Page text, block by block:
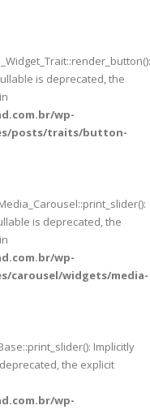
is deprecated, the
wp-
posts/traits/button-
is deprecated, the
wp-
carousel/widgets/media-
Implicitly
the explicit
wp-